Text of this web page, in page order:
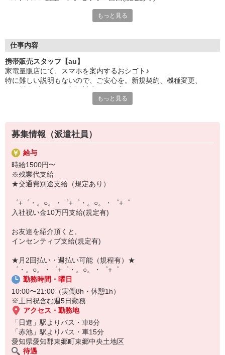
でも心配ご無用！
お互いに教え合ったり、フォローしあったりする
和気あいあいとした人間関係がある店舗ばかり！
皆で一緒にステップアップしましょう♪
【選べるお仕事いろいろ】
▼オフィスワーク
事務、経理、データ入力、コールセンター、受付
▼工場・製造・軽作業系
機械/食品製造・梱包・仕分け・加工・組立・検査
▼美容系
眉毛サロンのアイブロウ・ネイリスト・エステ
▼営業・販売
法人営業・アパレル販売・個別指導塾・人材紹介
▼人気案件も多数♪
短期・期間限定・オープニング・官公庁案件
上場/優良/大手企業など
【スマホ面接実施中】
￣￣￣￣￣￣￣￣￣
自宅に居ながらスマホでカンタン面接OK！
オンライン面談なのでスピード対応。
もっと見る
仕事内容
携帯販売スタッフ【au】
家電量販店にて、スマホを案内するおシゴト♪
特に難しい説明もないので、ご安心を。新規契約、機種変更、
満足度◎
■携帯やインターネット販売業務
docomo(ドコモ)/au(エーユー)・KDDI/softbank(ソフトバンク)など
の大手キャリアから
ワイモバイル(Y!mobille)、楽天モバイル、UQなど格安スマホまで幅
広く紹介可能♪
もっと見る
募集情報（派遣社員）
給与
時給1500円〜
※残業代支給
★交通費別途支給（規定あり）
゜+゜・。○。・゜+゜・。○。・゜+゜
入社祝い金10万円支給(規定有)
お友達を紹介頂くと,
インセンティブ支給(規定有)
★月2回払い・週払い可能（規程有）★
゜・。○。・゜+゜・。○。・゜+゜
勤務時間・曜日
10:00〜21:00（実働8h・休憩1h）
※土日祝含む週5日勤務
アクセス・勤務地
「日進」駅よりバス・車8分
「赤池」駅よりバス・車15分
愛知県愛知郡東郷町東郷中央土地区
待遇